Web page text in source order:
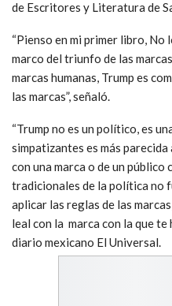
de Escritores y Literatura de
“Pienso en mi primer libro, No
marco del triunfo de las
marcas humanas, Trump es
las marcas”, señaló.
“Trump no es un político, es
simpatizantes es más
con una marca o de un público
tradicionales de la política no
aplicar las reglas de las
leal con la marca con la que te
diario mexicano El Universal.